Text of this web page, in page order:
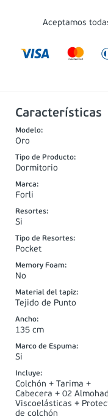
Aceptamos
Características
Modelo:
Oro
Tipo de Producto:
Dormitorio
Marca:
Forli
Resortes:
Si
Tipo de Resortes:
Pocket
Memory Foam:
No
Material del tapiz:
Tejido de Punto
Ancho:
135 cm
Marco de Espuma:
Si
Incluye:
Colchón + Tarima +
Cabecera + 02
Viscoelásticas +
de colchón